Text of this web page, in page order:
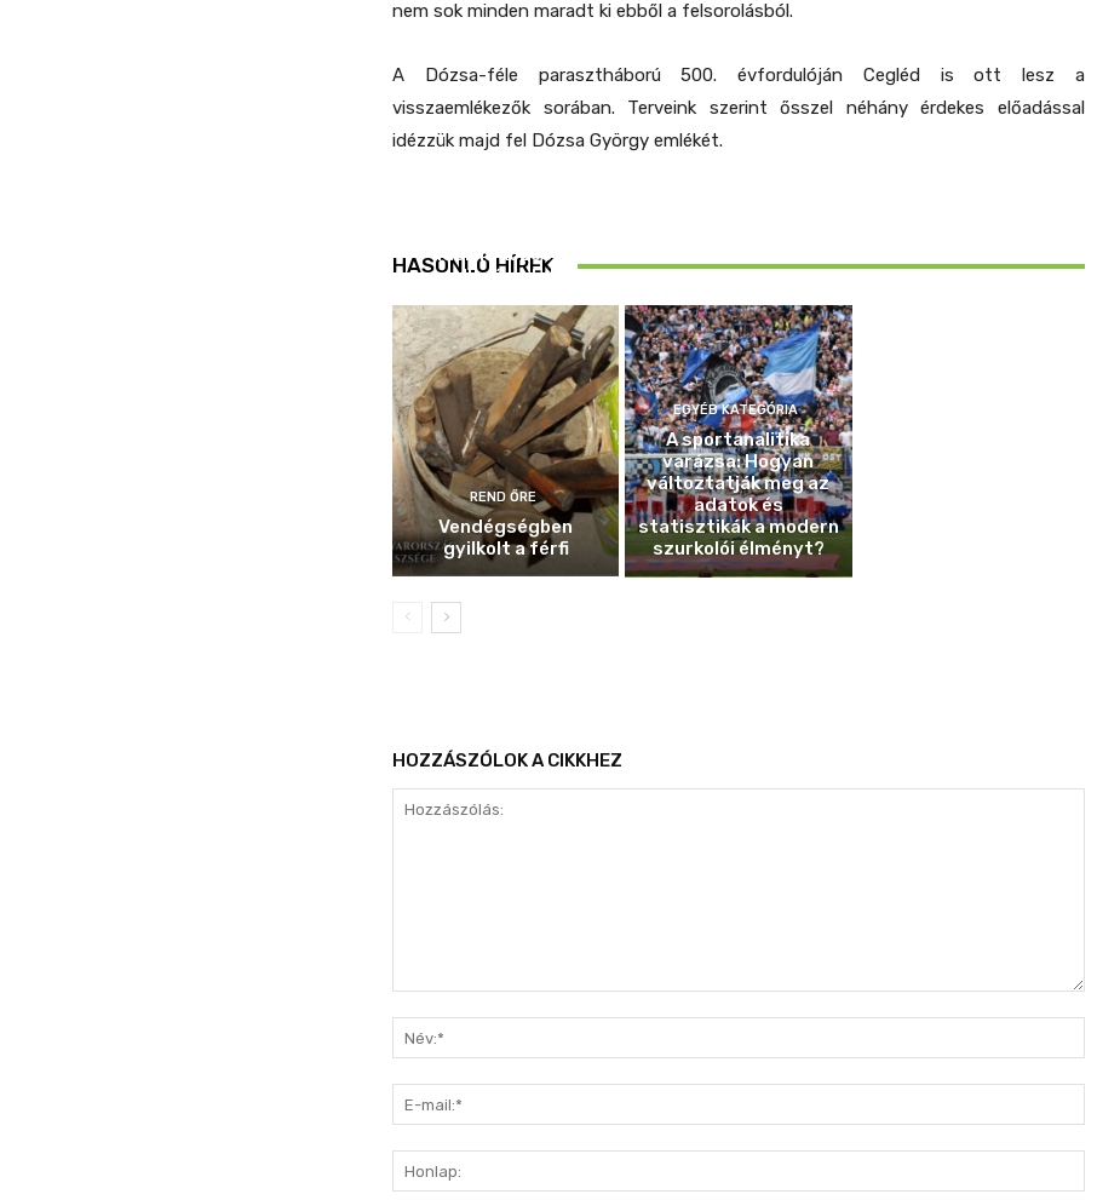
nem sok minden maradt ki ebből a felsorolásból.
A Dózsa-féle parasztháború 500. évfordulóján Cegléd is ott lesz a
visszaemlékezők sorában. Terveink szerint ősszel néhány érdekes előadással
idézzük majd fel Dózsa György emlékét.
HASONLÓ HÍREK
Idén is közösen
ellenőriztek
REND ŐRE
Vendégségben
gyilkolt a férfi
EGYÉB KATEGÓRIA
A sportanalitika
varázsa: Hogyan
változtatják meg az
adatok és
statisztikák a modern
szurkolói élményt?
HOZZÁSZÓLOK A CIKKHEZ
mail:*